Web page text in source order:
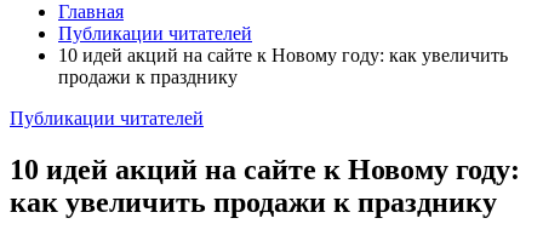
Главная
Публикации читателей
10 идей акций на сайте к Новому году: как увеличить
продажи к празднику
Публикации читателей
10 идей акций на сайте к Новому году:
как увеличить продажи к празднику